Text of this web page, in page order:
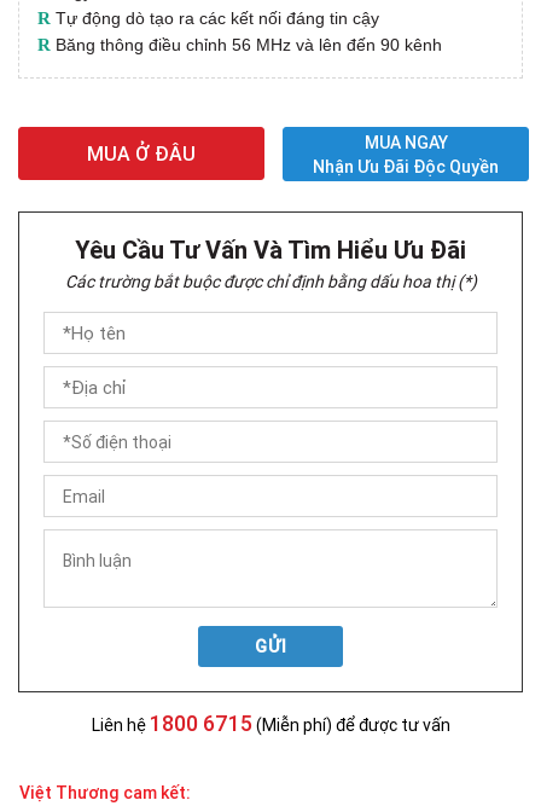
R Tự động dò tạo ra các kết nối đáng tin cậy
R Băng thông điều chỉnh 56 MHz và lên đến 90 kênh
MUA Ở ĐÂU
MUA NGAY
Nhận Ưu Đãi Độc Quyền
Yêu Cầu Tư Vấn Và Tìm Hiểu Ưu Đãi
Các trường bắt buộc được chỉ định bằng dấu hoa thị (*)
GỬI
Liên hệ 1800 6715 (Miễn phí) để được tư vấn
Việt Thương cam kết: